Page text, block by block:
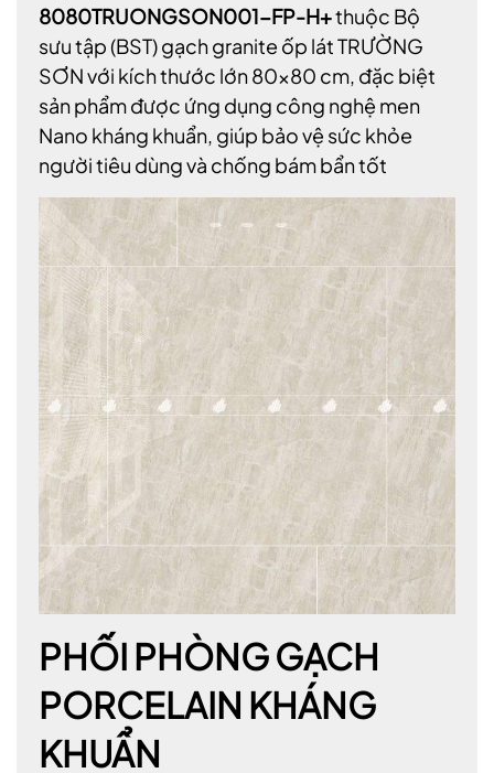
8080TRUONGSON001-FP-H+thuộc Bộ
sưu tập (BST) gạch granite ốp lát TRƯỜNG
SƠN với kích thước lớn 80×80 cm, đặc biệt
sản phẩm được ứng dụng công nghệ men
Nano kháng khuẩn, giúp bảo vệ sức khỏe
người tiêu dùng và chống bám bẩn tốt
PHỐI PHÒNG GẠCH
PORCELAIN KHÁNG
KHUẨN